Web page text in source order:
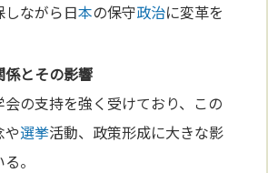
しながら日本の保守政治に変革を
とその影響
会の支持を強く受けており、この
や選挙活動、政策形成に大きな影
。